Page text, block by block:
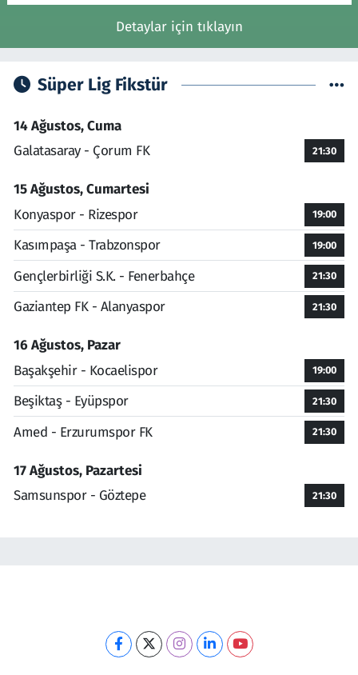
Detaylar için tıklayın
Süper Lig Fikstür
14 Ağustos, Cuma
Galatasaray - Çorum FK
21:30
15 Ağustos, Cumartesi
Konyaspor - Rizespor
19:00
Kasımpaşa - Trabzonspor 19:00
Gençlerbirliği S.K. - Fenerbahçe 21:30
Gaziantep FK - Alanyaspor 21:30
16 Ağustos, Pazar
Başakşehir - Kocaelispor
19:00
Beşiktaş - Eyüpspor 21:30
Amed - Erzurumspor FK 21:30
17 Ağustos, Pazartesi
Samsunspor - Göztepe
21:30